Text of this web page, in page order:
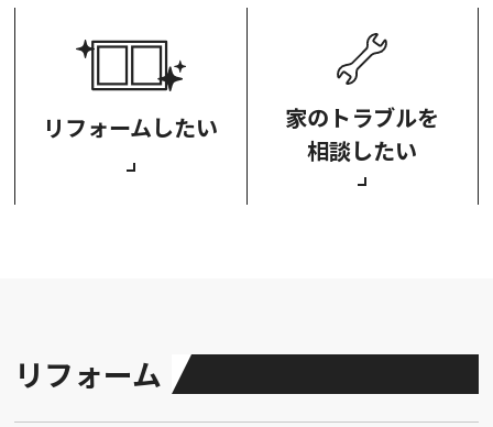
リフォームしたい
家のトラブルを
相談したい
リフォーム